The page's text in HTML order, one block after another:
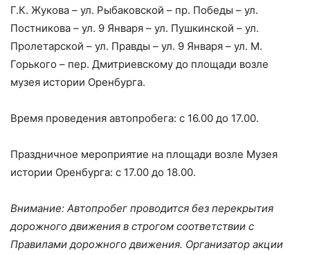
Г.К. Жукова – ул. Рыбаковской – пр. Победы – ул.
Постникова – ул. 9 Января – ул. Пушкинской – ул.
Пролетарской – ул. Правды – ул. 9 Января – ул. М.
Горького – пер. Дмитриевскому до площади возле
музея истории Оренбурга.
Время проведения автопробега: с 16.00 до 17.00.
Праздничное мероприятие на площади возле Музея
истории Оренбурга: с 17.00 до 18.00.
Внимание: Автопробег проводится без перекрытия
дорожного движения в строгом соответствии с
Правилами дорожного движения. Организатор акции